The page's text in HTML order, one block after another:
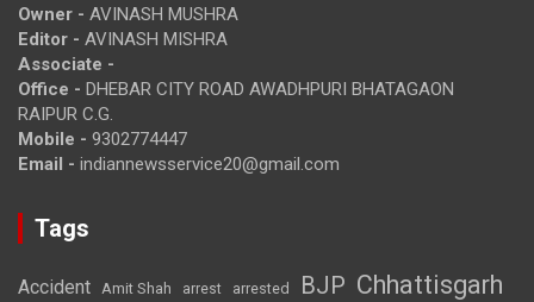
Owner - AVINASH MUSHRA
Editor - AVINASH MISHRA
Associate -
Office - DHEBAR CITY ROAD AWADHPURI BHATAGAON
RAIPUR C.G.
Mobile - 9302774447
Email - indiannewsservice20@gmail.com
Tags
Accident Amit Shah arrest arrested BJP Chhattisgarh